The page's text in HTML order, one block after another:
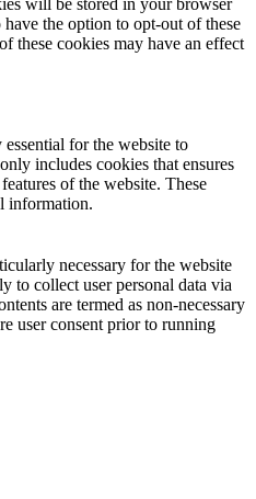
the option to opt-out of these
these cookies may have an effect
for the website to
includes cookies that ensures
of the website. These
information.
necessary for the website
to collect user personal data via
are termed as non-necessary
user consent prior to running